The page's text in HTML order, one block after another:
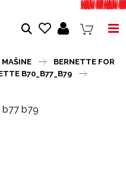
MAŠINE
BERNETTE FOR
B70_B77_B79